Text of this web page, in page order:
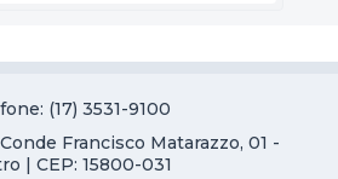
(17) 3531-9100
Francisco Matarazzo, 01 -
| CEP: 15800-031